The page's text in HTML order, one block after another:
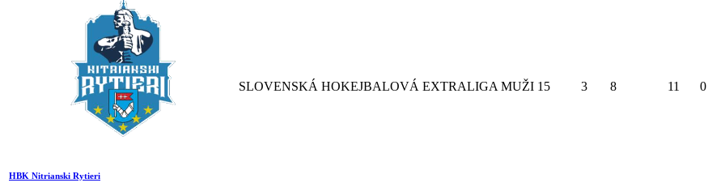
HBK Nitrianski Rytieri
SLOVENSKÁ HOKEJBALOVÁ EXTRALIGA MUŽI 15 3 8 11 0